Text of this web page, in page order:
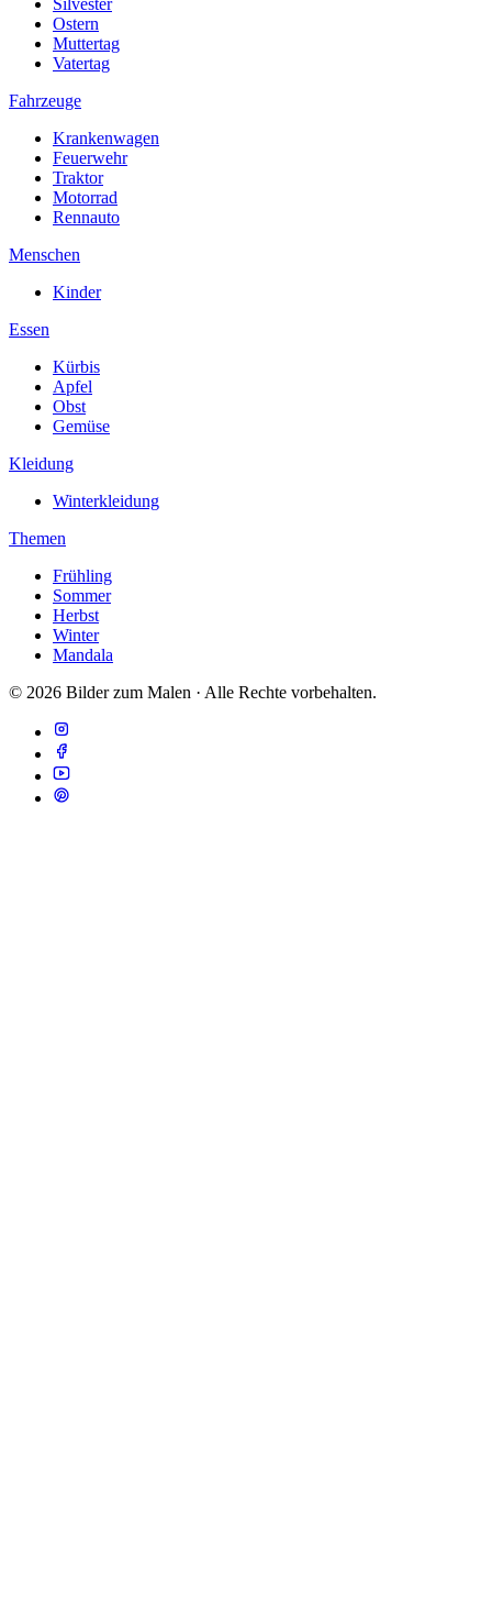
Silvester
Ostern
Muttertag
Vatertag
Fahrzeuge
Krankenwagen
Feuerwehr
Traktor
Motorrad
Rennauto
Menschen
Kinder
Essen
Kürbis
Apfel
Obst
Gemüse
Kleidung
Winterkleidung
Themen
Frühling
Sommer
Herbst
Winter
Mandala
© 2026 Bilder zum Malen · Alle Rechte vorbehalten.